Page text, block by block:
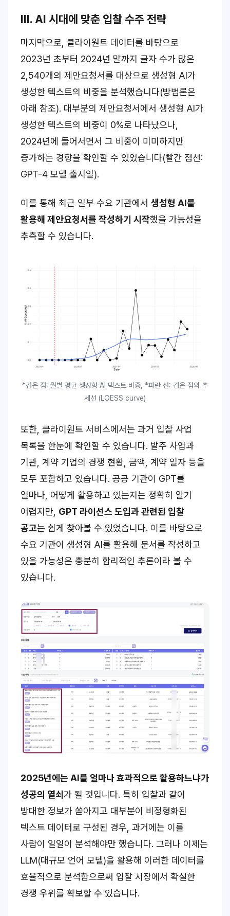
III. AI 시대에 맞춘 입찰 수주 전략
마지막으로, 클라이원트 데이터를 바탕으로
2023년 초부터 2024년 말까지 글자 수가 많은
2,540개의 제안요청서를 대상으로 생성형 AI가
생성한 텍스트의 비중을 분석했습니다(방법론은
아래 참조). 대부분의 제안요청서에서 생성형 AI가
생성한 텍스트의 비중이 0%로 나타났으나,
2024년에 들어서면서 그 비중이 미미하지만
증가하는 경향을 확인할 수 있었습니다(빨간 점선:
GPT-4 모델 출시일).
이를 통해 최근 일부 수요 기관에서 생성형 AI를
활용해 제안요청서를 작성하기 시작했을 가능성을
추측할 수 있습니다.
*검은 점: 월별 평균 생성형 AI 텍스트 비중, *파란 선: 검은 점의 추
세선 (LOESS curve)
또한, 클라이원트 서비스에서는 과거 입찰 사업
목록을 한눈에 확인할 수 있습니다. 발주 사업과
기관, 계약 기업의 경쟁 현황, 금액, 계약 일자 등을
모두 포함하고 있습니다. 공공 기관이 GPT를
얼마나, 어떻게 활용하고 있는지는 정확히 알기
어렵지만, GPT 라이선스 도입과 관련된 입찰
공고는 쉽게 찾아볼 수 있었습니다. 이를 바탕으로
수요 기관이 생성형 AI를 활용해 문서를 작성하고
있을 가능성은 충분히 합리적인 추론이라 볼 수
있습니다.
2025년에는 AI를 얼마나 효과적으로 활용하느냐가
성공의 열쇠가 될 것입니다. 특히 입찰과 같이
방대한 정보가 쏟아지고 대부분이 비정형화된
텍스트 데이터로 구성된 경우, 과거에는 이를
사람이 일일이 분석해야만 했습니다. 그러나 이제는
LLM(대규모 언어 모델)을 활용해 이러한 데이터를
효율적으로 분석함으로써 입찰 시장에서 확실한
경쟁 우위를 확보할 수 있습니다.